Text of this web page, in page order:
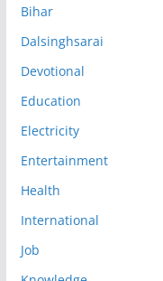
Bihar
Dalsinghsarai
Devotional
Education
Electricity
Entertainment
Health
International
Job